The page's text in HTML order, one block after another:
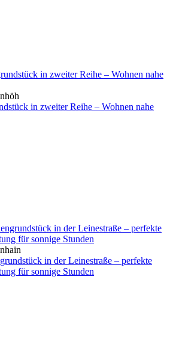
in zweiter Reihe – Wohnen nahe
in der Leinestraße – perfekte
für sonnige Stunden